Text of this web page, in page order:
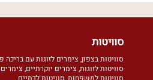
סוויטות
סוויטות בצפון, צימרים לזוגות עם בריכה
סוויטות לזוגות, צימרים יוקרתיים,